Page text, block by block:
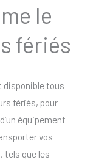
le
fériés
disponible tous
fériés, pour
équipement
vos
tels que les